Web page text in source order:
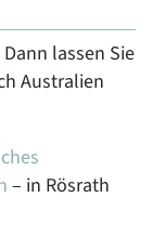
lassen Sie
Australien
– in Rösrath